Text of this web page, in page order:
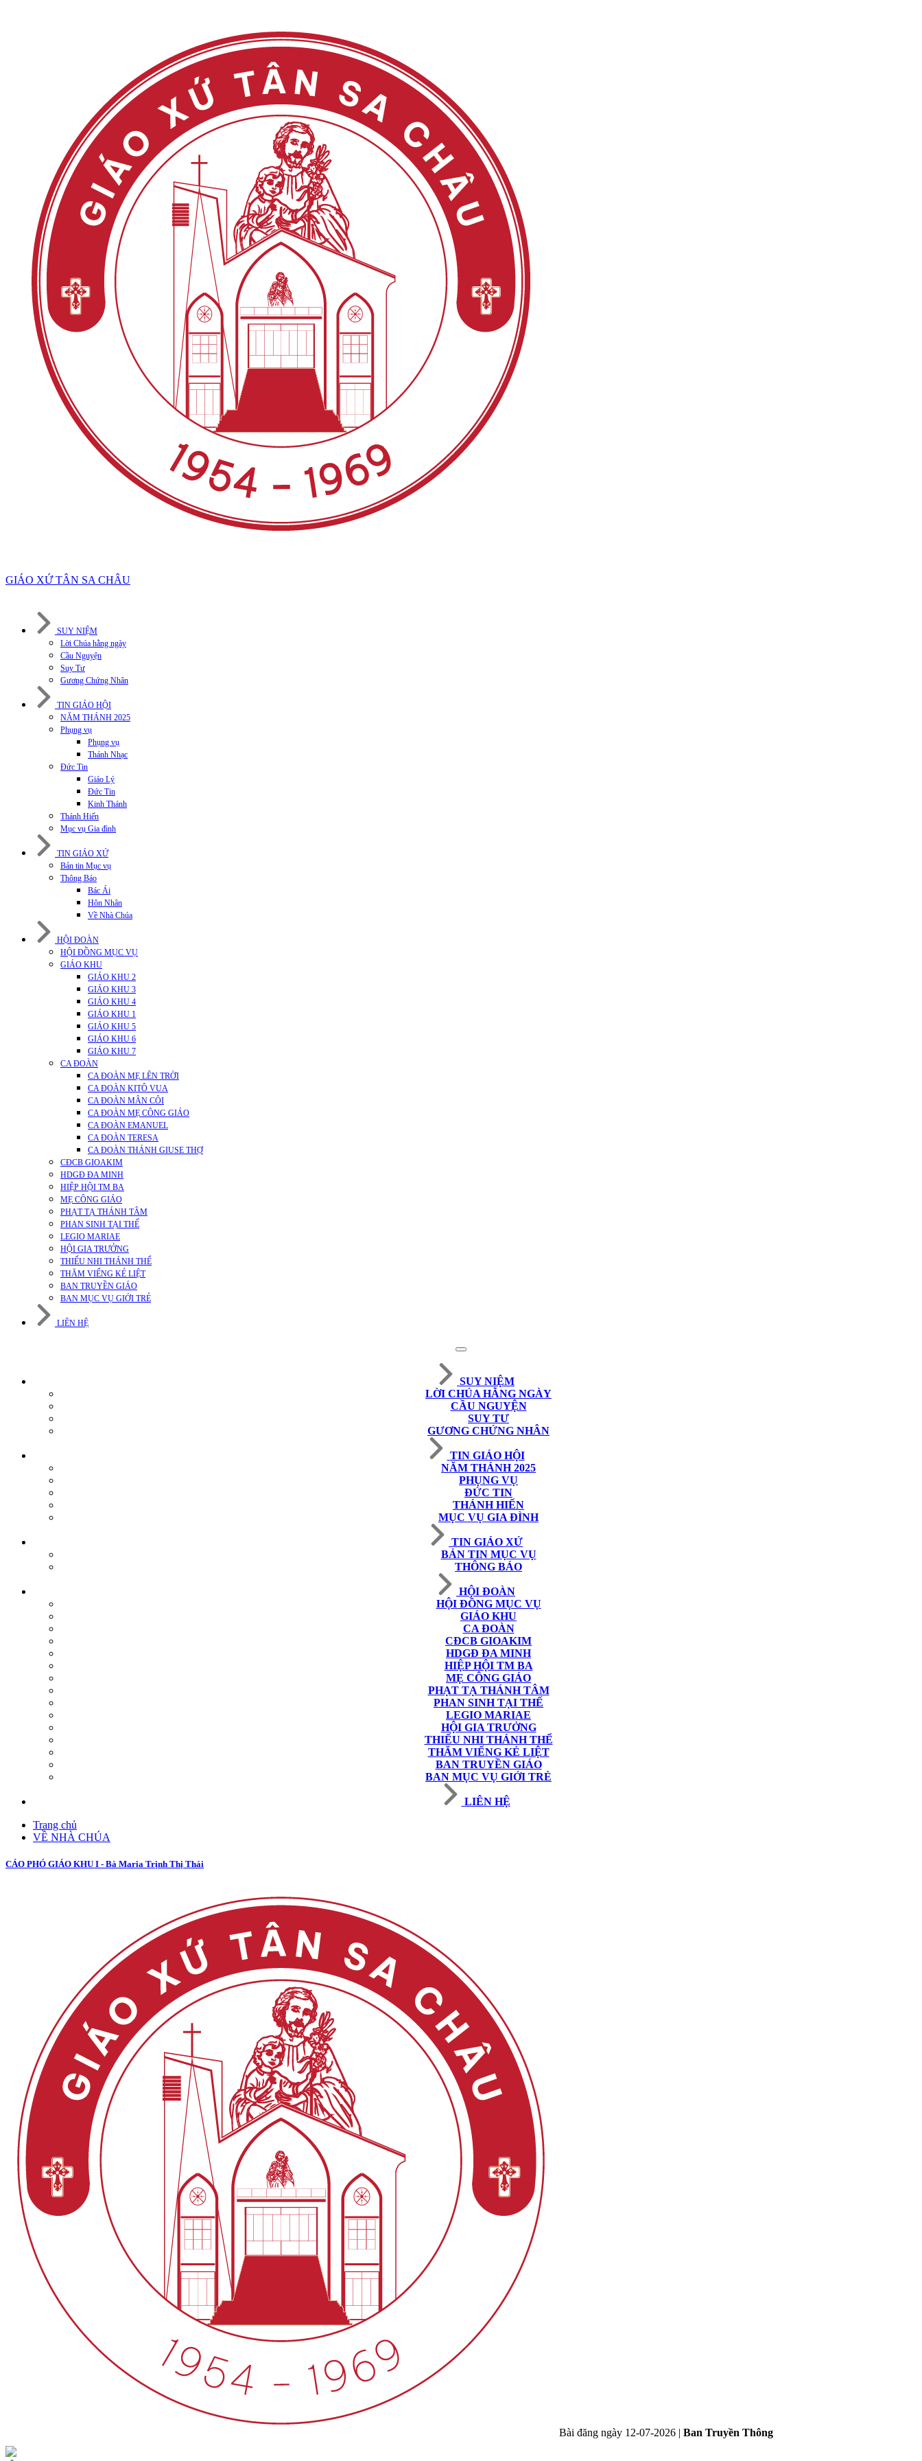
GIÁO XỨ TÂN SA CHÂU
SUY NIỆM
Lời Chúa hằng ngày
Cầu Nguyện
Suy Tư
Gương Chứng Nhân
TIN GIÁO HỘI
NĂM THÁNH 2025
Phụng vụ
Phụng vụ
Thánh Nhạc
Đức Tin
Giáo Lý
Đức Tin
Kinh Thánh
Thánh Hiến
Mục vụ Gia đình
TIN GIÁO XỨ
Bản tin Mục vụ
Thông Báo
Bác Ái
Hôn Nhân
Về Nhà Chúa
HỘI ĐOÀN
HỘI ĐỒNG MỤC VỤ
GIÁO KHU
GIÁO KHU 2
GIÁO KHU 3
GIÁO KHU 4
GIÁO KHU 1
GIÁO KHU 5
GIÁO KHU 6
GIÁO KHU 7
CA ĐOÀN
CA ĐOÀN MẸ LÊN TRỜI
CA ĐOÀN KITÔ VUA
CA ĐOÀN MÂN CÔI
CA ĐOÀN MẸ CÔNG GIÁO
CA ĐOÀN EMANUEL
CA ĐOÀN TERESA
CA ĐOÀN THÁNH GIUSE THỢ
CĐCB GIOAKIM
HDGĐ ĐA MINH
HIỆP HỘI TM BA
MẸ CÔNG GIÁO
PHẠT TẠ THÁNH TÂM
PHAN SINH TẠI THẾ
LEGIO MARIAE
HỘI GIA TRƯỞNG
THIẾU NHI THÁNH THỂ
THĂM VIẾNG KẺ LIỆT
BAN TRUYỀN GIÁO
BAN MỤC VỤ GIỚI TRẺ
LIÊN HỆ
SUY NIỆM
LỜI CHÚA HẰNG NGÀY
CẦU NGUYỆN
SUY TƯ
GƯƠNG CHỨNG NHÂN
TIN GIÁO HỘI
NĂM THÁNH 2025
PHỤNG VỤ
ĐỨC TIN
THÁNH HIẾN
MỤC VỤ GIA ĐÌNH
TIN GIÁO XỨ
BẢN TIN MỤC VỤ
THÔNG BÁO
HỘI ĐOÀN
HỘI ĐỒNG MỤC VỤ
GIÁO KHU
CA ĐOÀN
CĐCB GIOAKIM
HDGĐ ĐA MINH
HIỆP HỘI TM BA
MẸ CÔNG GIÁO
PHẠT TẠ THÁNH TÂM
PHAN SINH TẠI THẾ
LEGIO MARIAE
HỘI GIA TRƯỞNG
THIẾU NHI THÁNH THỂ
THĂM VIẾNG KẺ LIỆT
BAN TRUYỀN GIÁO
BAN MỤC VỤ GIỚI TRẺ
LIÊN HỆ
Trang chủ
VỀ NHÀ CHÚA
CÁO PHÓ GIÁO KHU I - Bà Maria Trịnh Thị Thái
Bài đăng ngày 12-07-2026 | Ban Truyền Thông